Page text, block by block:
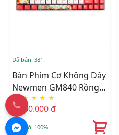
Đã bán: 381
Bàn Phím Cơ Không Dây
Newmen GM840 Rồng
Hổ Dual Mode
(Blue/Red/Brown Switch)
★ ★ ★ ★
1.550.000 đ
Mới 100%